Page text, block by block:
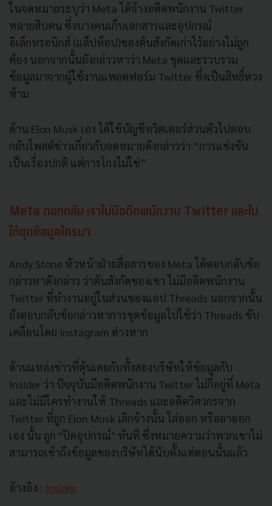
ในจดหมายระบุว่า Meta ได้จ้างอดีตพนักงาน Twitter
หลายสิบคน ซึ่งบางคนเก็บเอกสารและอุปกรณ์
อิเล็กทรอนิกส์ (แล็ปท็อป)ของต้นสังกัดเก่าไว้อย่างไม่ถูก
ต้อง นอกจากนั้นยังกล่าวหาว่า Meta ขุดและรวบรวม
ข้อมูลมาจากผู้ใช้งานแพลตฟอร์ม Twitter ซึ่งเป็นสิทธิ์หวง
ห้าม
ด้าน Elon Musk เอง ได้ใช้บัญชีทวิตเตอร์ส่วนตัวไปตอบ
กลับโพสต์ข่าวเกี่ยวกับจดหมายดังกล่าวว่า “การแข่งขัน
เป็นเรื่องปกติ แต่การโกงไม่ใช่”
Meta ตอกกลับ เราไม่มีอดีตพนักงาน Twitter และไม่
ได้ขุดข้อมูลใครมา
Andy Stone หัวหน้าฝ่ายสื่อสารของ Meta ได้ตอบกลับข้อ
กล่าวหาดังกล่าว ว่าต้นสังกัดของเขา ไม่มีอดีตพนักงาน
Twitter ที่ทำงานอยู่ในส่วนของแอป Threads นอกจากนั้น
ยังตอบกลับข้อกล่าวหาการขุดข้อมูลไปใช้ว่า Threads ขับ
เคลื่อนโดย Instagram ต่างหาก
ด้านแหล่งข่าวที่คุ้นเคยกับทั้งสองบริษัทให้ข้อมูลกับ
Insider ว่า ปัจจุบันมีอดีตพนักงาน Twitter ไม่กี่อยู่ที่ Meta
และไม่มีใครทำงานให้ Threads และอดีตวิศวกรจาก
Twitter ที่ถูก Elon Musk เลิกจ้างนั้น ไล่ออก หรือลาออก
เอง นั้น ถูก "ปิดอุปกรณ์" ทันที ซึ่งหมายความว่าพวกเขาไม่
สามารถเข้าถึงข้อมูลของบริษัทได้นับตั้งแต่ตอนนั้นแล้ว
อ้างอิง : Insider